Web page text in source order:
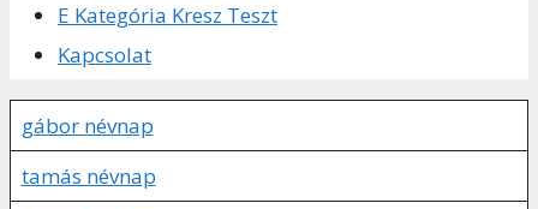
E Kategória Kresz Teszt
Kapcsolat
gábor névnap
tamás névnap